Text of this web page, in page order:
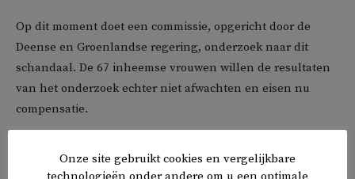
Op dit moment doet een commissie, opgericht door de
Deense en Groenlandse regering, onderzoek naar dit
schandaal. De 67 inheemse vrouwen willen de resultaten
van het onderzoek echter niet afwachten en eisen nu
compensatie.
jaren zestig een spiraaltje werd geplaatst, zijn geboren in
Onze site gebruikt cookies en vergelijkbare